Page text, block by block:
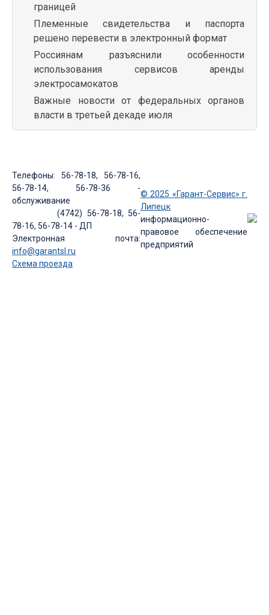
границей
Племенные свидетельства и паспорта
решено перевести в электронный формат
Россиянам разъяснили особенности
использования сервисов аренды
электросамокатов
Важные новости от федеральных органов
власти в третьей декаде июля
Телефоны: 56-78-18, 56-78-16,
56-78-14, 56-78-36 -
обслуживание
(4742) 56-78-18, 56-
78-16, 56-78-14 - ДП
Электронная почта:
info@garantsl.ru
Схема проезда
© 2025 «Гарант-Сервис» г.
Липецк
информационно-
правовое обеспечение
предприятий